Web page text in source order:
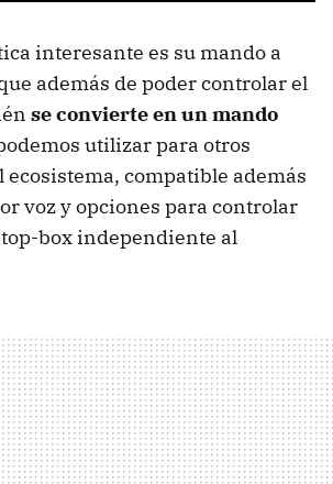
interesante es su mando a
además de poder controlar el
se convierte en un mando
utilizar para otros
compatible además
voz y opciones para controlar
box independiente al